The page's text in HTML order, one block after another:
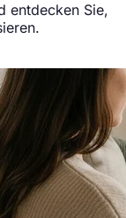
entdecken Sie,